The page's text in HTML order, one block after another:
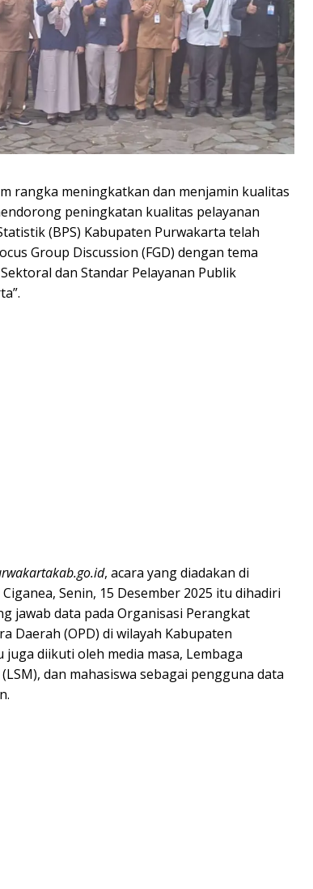
rangka meningkatkan dan menjamin kualitas
peningkatan kualitas pelayanan
(BPS) Kabupaten Purwakarta telah
Group Discussion (FGD) dengan tema
dan Standar Pelayanan Publik
, acara yang diadakan di
Senin, 15 Desember 2025 itu dihadiri
jawab data pada Organisasi Perangkat
Daerah (OPD) di wilayah Kabupaten
diikuti oleh media masa, Lembaga
dan mahasiswa sebagai pengguna data